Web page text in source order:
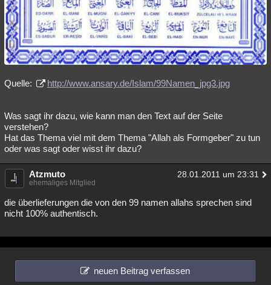
Quelle: http://www.ansary.de/Islam/99Namen_jpg3.jpg
Was sagt ihr dazu, wie kann man den Text auf der Seite
verstehen?
Hat das Thema viel mit dem Thema "Allah als Formgeber" zu tun
oder was sagt oder wisst ihr dazu?
Atzmuto 28.01.2011 um 23:31
ehemaliges Mitglied
die überlieferungen die von den 99 namen allahs sprechen sind
nicht 100% authentisch.
neuen Beitrag verfassen